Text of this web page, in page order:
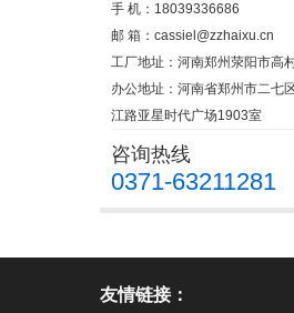
手 机：18039336686
邮 箱：cassiel@zzhaixu.cn
工厂地址：河南郑州荥阳市高
办公地址：河南省郑州市二七
江路亚星时代广场1903室
咨询热线
0371-63211281
友情链接：